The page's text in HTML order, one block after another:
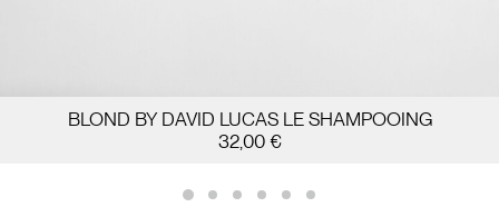
AJOUTER AU PANIER
BLOND BY DAVID LUCAS LE SHAMPOOING
32,00 €